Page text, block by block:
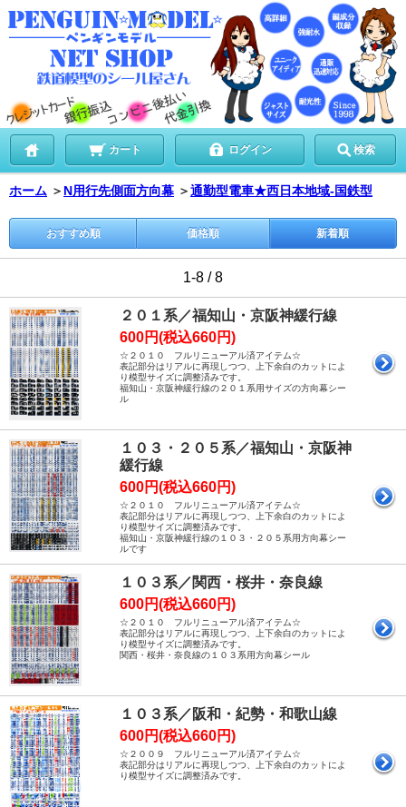
カート ログイン 検索
ホーム ＞ N用行先側面方向幕 ＞通勤型電車★西日本地域-国鉄型
おすすめ順 価格順 新着順
1-8 / 8
２０１系／福知山・京阪神緩行線
600円(税込660円)
☆２０１０ フルリニューアル済アイテム☆
表記部分はリアルに再現しつつ、上下余白のカットによ
り模型サイズに調整済みです。
福知山・京阪神緩行線の２０１系用サイズの方向幕シー
ル
１０３・２０５系／福知山・京阪神
緩行線
600円(税込660円)
☆２０１０ フルリニューアル済アイテム☆
表記部分はリアルに再現しつつ、上下余白のカットによ
り模型サイズに調整済みです。
福知山・京阪神緩行線の１０３・２０５系用方向幕シー
ルです
１０３系／関西・桜井・奈良線
600円(税込660円)
☆２０１０ フルリニューアル済アイテム☆
表記部分はリアルに再現しつつ、上下余白のカットによ
り模型サイズに調整済みです。
関西・桜井・奈良線の１０３系用方向幕シール
１０３系／阪和・紀勢・和歌山線
600円(税込660円)
☆２００９ フルリニューアル済アイテム☆
表記部分はリアルに再現しつつ、上下余白のカットによ
り模型サイズに調整済みです。